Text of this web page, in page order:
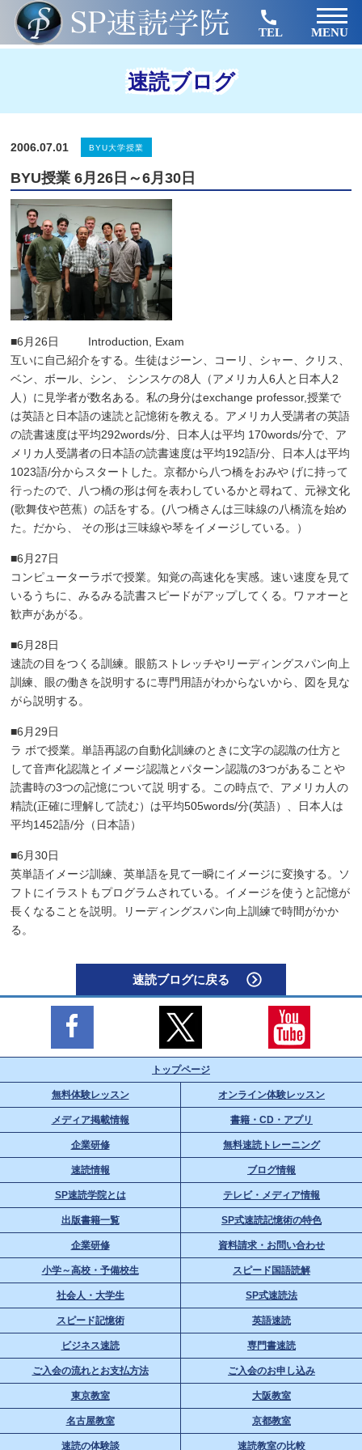
TEL MENU
速読ブログ
2006.07.01 BYU大学授業
BYU授業 6月26日～6月30日
■6月26日 Introduction, Exam
互いに自己紹介をする。生徒はジーン、コーリ、シャー、クリス、
ベン、ボール、シン、 シンスケの8人（アメリカ人6人と日本人2
人）に見学者が数名ある。私の身分はexchange professor,授業で
は英語と日本語の速読と記憶術を教える。アメリカ人受講者の英語
の読書速度は平均292words/分、日本人は平均 170words/分で、ア
メリカ人受講者の日本語の読書速度は平均192語/分、日本人は平均
1023語/分からスタートした。京都から八つ橋をおみや げに持って
行ったので、八つ橋の形は何を表わしているかと尋ねて、元禄文化
(歌舞伎や芭蕉）の話をする。(八つ橋さんは三味線の八橋流を始め
た。だから、 その形は三味線や琴をイメージしている。）
■6月27日
コンピューターラボで授業。知覚の高速化を実感。速い速度を見て
いるうちに、みるみる読書スピードがアップしてくる。ワァオーと
歓声があがる。
■6月28日
速読の目をつくる訓練。眼筋ストレッチやリーディングスパン向上
訓練、眼の働きを説明するに専門用語がわからないから、図を見な
がら説明する。
■6月29日
ラ ボで授業。単語再認の自動化訓練のときに文字の認識の仕方と
して音声化認識とイメージ認識とパターン認識の3つがあることや
読書時の3つの記憶について説 明する。この時点で、アメリカ人の
精読(正確に理解して読む）は平均505words/分(英語）、日本人は
平均1452語/分（日本語）
■6月30日
英単語イメージ訓練、英単語を見て一瞬にイメージに変換する。ソ
フトにイラストもプログラムされている。イメージを使うと記憶が
長くなることを説明。リーディングスパン向上訓練で時間がかか
る。
速読ブログに戻る
トップページ
無料体験レッスン オンライン体験レッスン
メディア掲載情報 書籍・CD・アプリ
企業研修 無料速読トレーニング
速読情報 ブログ情報
SP速読学院とは テレビ・メディア情報
出版書籍一覧 SP式速読記憶術の特色
企業研修 資料請求・お問い合わせ
小学～高校・予備校生 スピード国語読解
社会人・大学生 SP式速読法
スピード記憶術 英語速読
ビジネス速読 専門書速読
ご入会の流れとお支払方法 ご入会のお申し込み
東京教室 大阪教室
名古屋教室 京都教室
速読の体験談 速読教室の比較